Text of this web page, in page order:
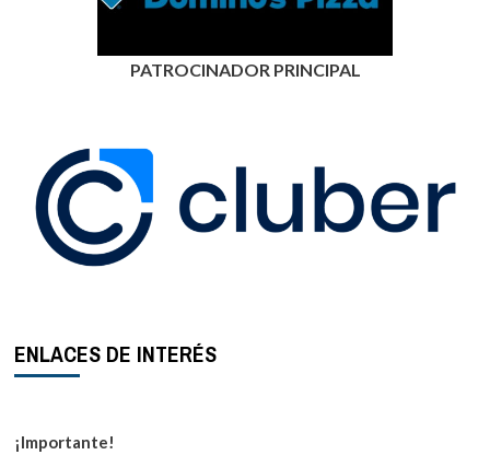
PATROCINADOR PRINCIPAL
ENLACES DE INTERÉS
¡Importante!